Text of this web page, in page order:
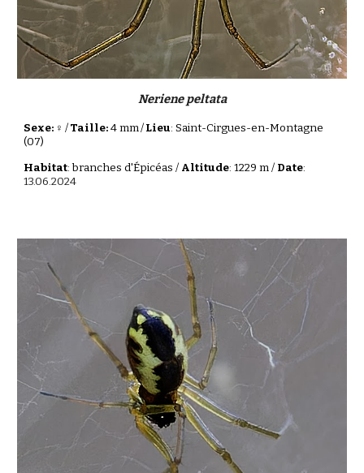
Neriene peltata
Sexe: ♀/Taille:4 mm/Lieu: Saint-Cirgues-en-Montagne
(07)
Habitat: branches d'Épicéas / Altitude: 1229 m / Date:
13.06.2024